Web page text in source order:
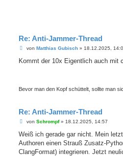
Re: Anti-Jammer-Thread
B
i
von Matthias Gubisch» 18.12.2025,
Kommt der 10x Eigentlich auch mit
Bevor man den Kopf schüttelt, sollte man
Re: Anti-Jammer-Thread
B
i
r
a
von Schrompf» 18.12.2025, 14:57
Weiß ich gerade gar nicht. Mein
Authoren einen Strauß Zusatz-
ClangFormat) integrieren. Jetzt